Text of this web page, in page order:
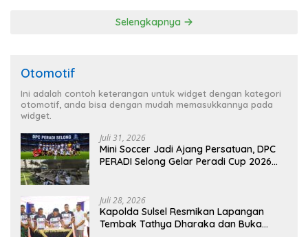
Selengkapnya
Otomotif
Ini adalah contoh keterangan untuk widget dengan kategori
otomotif, anda bisa dengan mudah memasukkannya pada
widget.
Juli 31, 2026
Mini Soccer Jadi Ajang Persatuan, DPC
PERADI Selong Gelar Peradi Cup 2026
Juli 28, 2026
Kapolda Sulsel Resmikan Lapangan
Tembak Tathya Dharaka dan Buka